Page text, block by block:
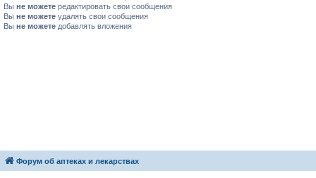
Вы не можете редактировать свои сообщения
Вы не можете удалять свои сообщения
Вы не можете добавлять вложения
Форум об аптеках и лекарствах